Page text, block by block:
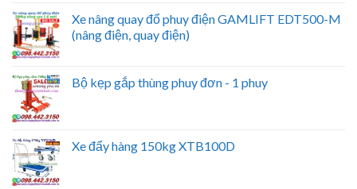
Xe nâng quay đổ phuy điện GAMLIFT EDT500-M
(nâng điện, quay điện)
Bộ kẹp gắp thùng phuy đơn - 1 phuy
Xe đẩy hàng 150kg XTB100D